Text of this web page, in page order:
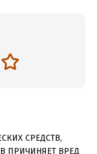
СРЕДСТВ,
ПРИЧИНЯЕТ ВРЕД